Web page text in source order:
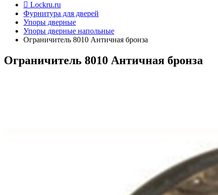
Lockru.ru
Фурнитура для дверей
Упоры дверные
Упоры дверные напольные
Ограничитель 8010 Античная бронза
Ограничитель 8010 Античная бронза